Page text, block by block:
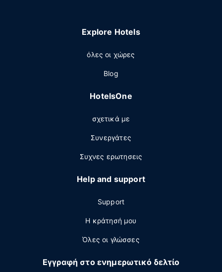
Explore Hotels
όλες οι χώρες
Blog
HotelsOne
σχετικά με
Συνεργάτες
Συχνες ερωτησεις
Help and support
Support
Η κράτησή μου
Όλες οι γλώσσες
Εγγραφή στο ενημερωτικό δελτίο